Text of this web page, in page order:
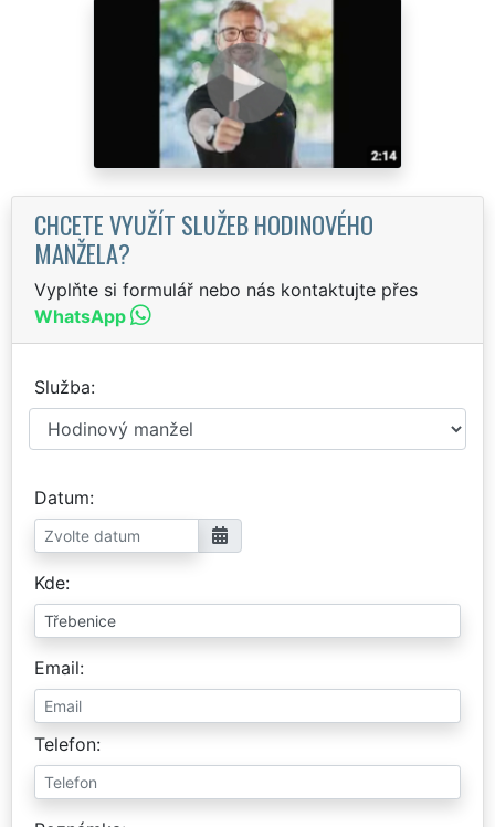
CHCETE VYUŽÍT SLUŽEB HODINOVÉHO
MANŽELA?
Vyplňte si formulář nebo nás kontaktujte přes
WhatsApp
Služba
Datum
Kde
Email
Telefon